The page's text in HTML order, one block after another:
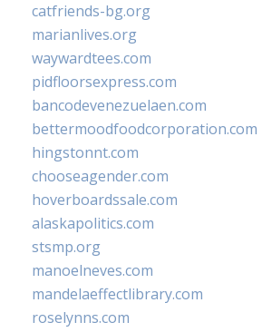
catfriends-bg.org
marianlives.org
waywardtees.com
pidfloorsexpress.com
bancodevenezuelaen.com
bettermoodfoodcorporation.com
hingstonnt.com
chooseagender.com
hoverboardssale.com
alaskapolitics.com
stsmp.org
manoelneves.com
mandelaeffectlibrary.com
roselynns.com